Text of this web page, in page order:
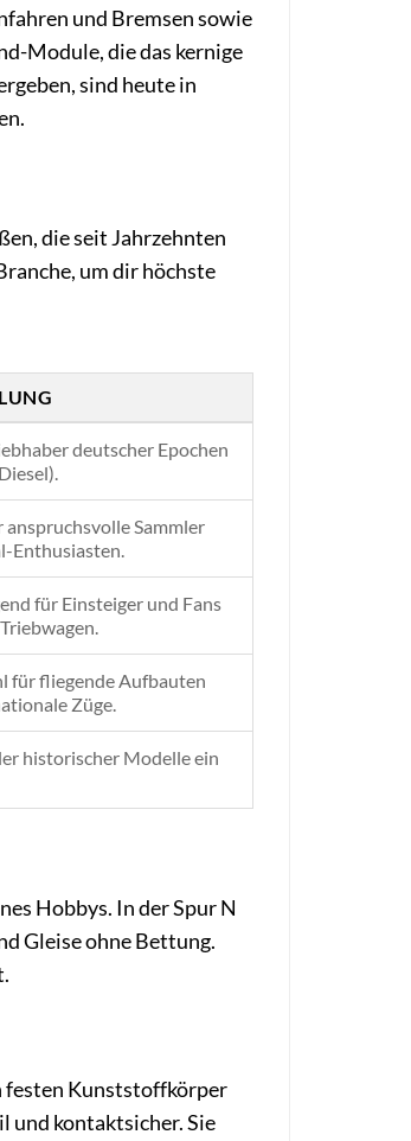
und Bremsen sowie
Module, die das kernige
sind heute in
die seit Jahrzehnten
um dir höchste
deutscher Epochen
anspruchsvolle Sammler
Enthusiasten.
für Einsteiger und Fans
für fliegende Aufbauten
Züge.
historischer Modelle ein
Hobbys. In der Spur N
Gleise ohne Bettung.
festen Kunststoffkörper
und kontaktsicher. Sie